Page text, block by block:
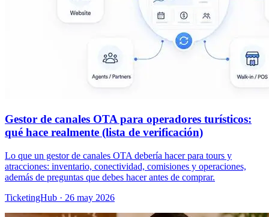
Gestor de canales OTA para operadores turísticos:
qué hace realmente (lista de verificación)
Lo que un gestor de canales OTA debería hacer para tours y
atracciones: inventario, conectividad, comisiones y operaciones,
además de preguntas que debes hacer antes de comprar.
TicketingHub · 26 may 2026